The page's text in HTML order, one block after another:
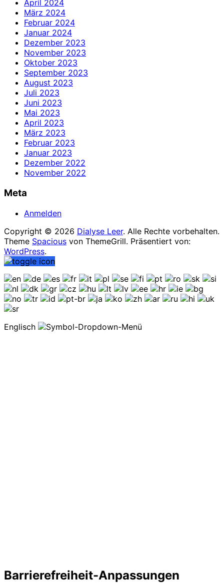
April 2024
März 2024
Februar 2024
Januar 2024
Dezember 2023
November 2023
Oktober 2023
September 2023
August 2023
Juli 2023
Juni 2023
Mai 2023
April 2023
März 2023
Februar 2023
Januar 2023
Dezember 2022
November 2022
Meta
Anmelden
Copyright © 2026 Dialyse Leer. Alle Rechte vorbehalten.
Theme Spacious von ThemeGrill. Präsentiert von:
WordPress.
Englisch
Barrierefreiheit-Anpassungen